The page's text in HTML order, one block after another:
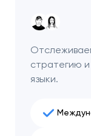
стратегию
языки.